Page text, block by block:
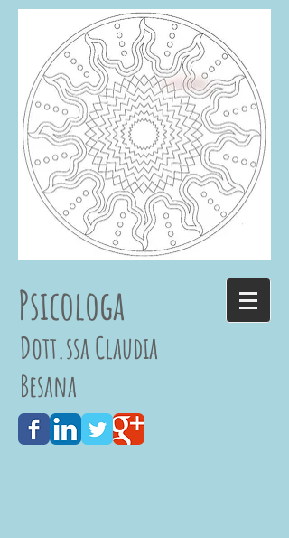
Psicologa
Dott.ssa Claudia
Besana